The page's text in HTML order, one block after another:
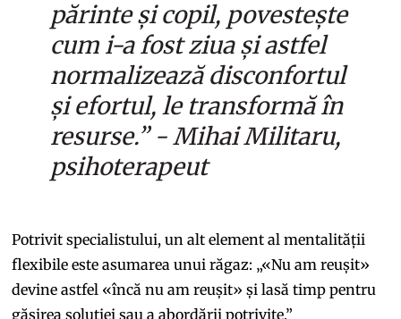
părinte și copil, povestește
cum i-a fost ziua și astfel
normalizează disconfortul
și efortul, le transformă în
resurse.” - Mihai Militaru,
psihoterapeut
Potrivit specialistului, un alt element al mentalității
flexibile este asumarea unui răgaz: „«Nu am reușit»
devine astfel «încă nu am reușit» și lasă timp pentru
găsirea soluției sau a abordării potrivite.”